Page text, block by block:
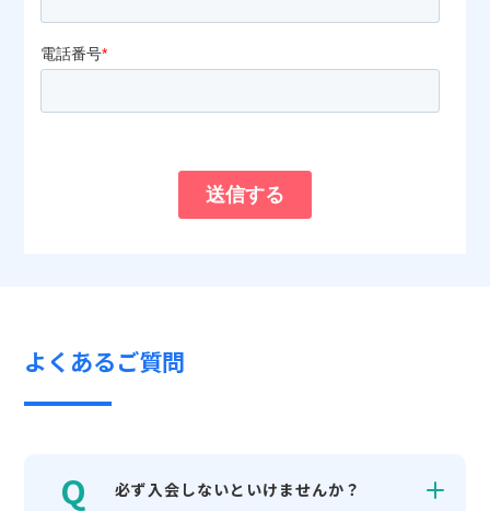
よくあるご質問
必ず入会しないといけませんか？